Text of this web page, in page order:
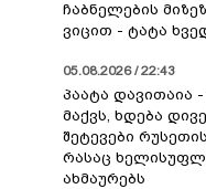
ჩაბნელების
ვიცით - ტატა
05.08.2026 / 22:43
პაატა დავითაია -
მაქვს, ხდება
შეტევები
რასაც
ახმაურებს